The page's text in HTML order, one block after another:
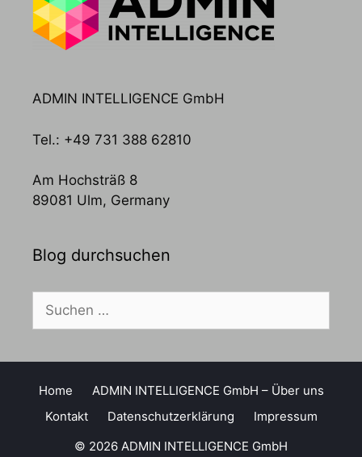
ADMIN INTELLIGENCE GmbH
Tel.: +49 731 388 62810
Am Hochsträß 8
89081 Ulm, Germany
Blog durchsuchen
Suchen
nach:
Home
ADMIN INTELLIGENCE GmbH – Über uns
Kontakt
Datenschutzerklärung
Impressum
© 2026 ADMIN INTELLIGENCE GmbH